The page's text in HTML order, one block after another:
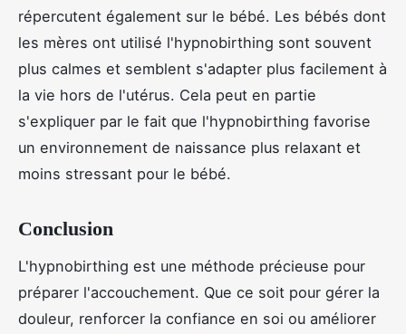
répercutent également sur le bébé. Les bébés dont
les mères ont utilisé l'hypnobirthing sont souvent
plus calmes et semblent s'adapter plus facilement à
la vie hors de l'utérus. Cela peut en partie
s'expliquer par le fait que l'hypnobirthing favorise
un environnement de naissance plus relaxant et
moins stressant pour le bébé.
Conclusion
L'hypnobirthing est une méthode précieuse pour
préparer l'accouchement. Que ce soit pour gérer la
douleur, renforcer la confiance en soi ou améliorer